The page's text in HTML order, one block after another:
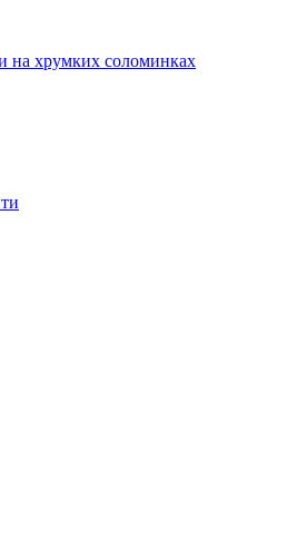
на хрумких соломинках